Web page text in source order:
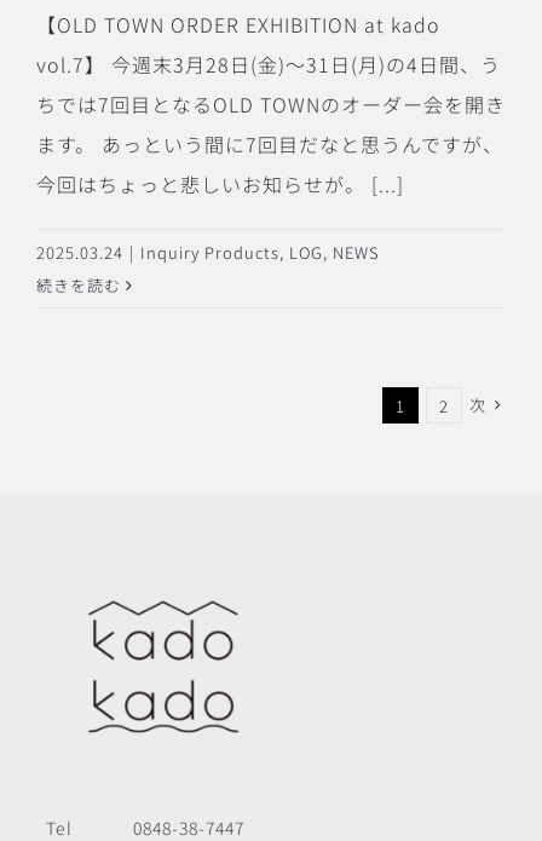
【OLD TOWN ORDER EXHIBITION at kado
vol.7】 今週末3月28日(金)〜31日(月)の4日間、う
ちでは7回目となるOLD TOWNのオーダー会を開き
ます。 あっという間に7回目だなと思うんですが、
今回はちょっと悲しいお知らせが。 [...]
2025.03.24 | Inquiry Products, LOG, NEWS
続きを読む
1 2 次
Tel
0848-38-7447